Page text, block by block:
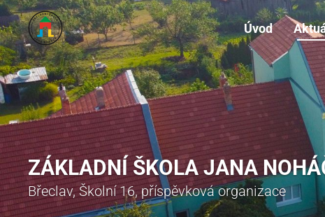
Úvod
ZÁKLADNÍ ŠKOLA JANA
Břeclav, Školní 16, příspěvková organizace